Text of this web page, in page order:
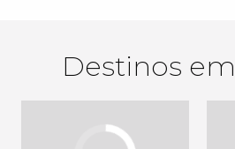
Destinos